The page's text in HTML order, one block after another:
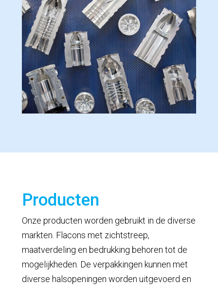
Producten
Onze producten worden gebruikt in de diverse
markten. Flacons met zichtstreep,
maatverdeling en bedrukking behoren tot de
mogelijkheden. De verpakkingen kunnen met
diverse halsopeningen worden uitgevoerd en